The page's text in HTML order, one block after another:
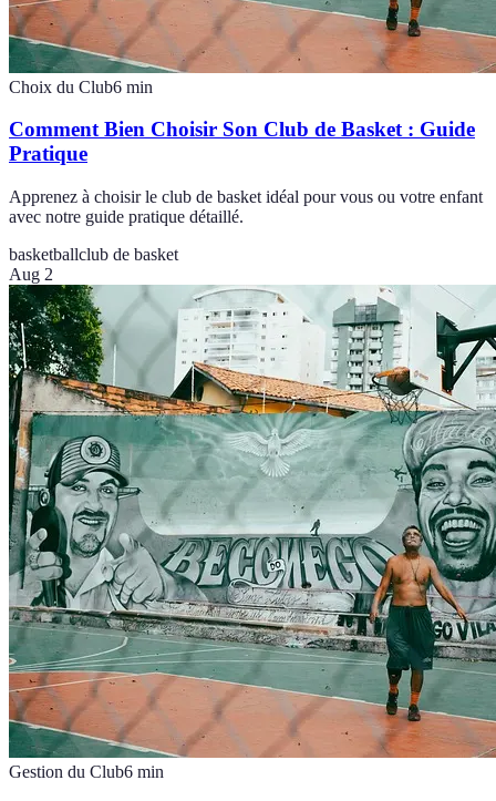
Choix du Club6 min
Comment Bien Choisir Son Club de Basket : Guide
Pratique
Apprenez à choisir le club de basket idéal pour vous ou votre enfant
avec notre guide pratique détaillé.
basketballclub de basket
Aug 2
Gestion du Club6 min